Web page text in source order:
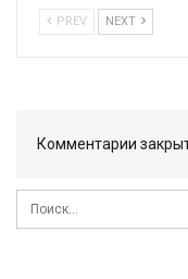
PREV NEXT
Комментарии